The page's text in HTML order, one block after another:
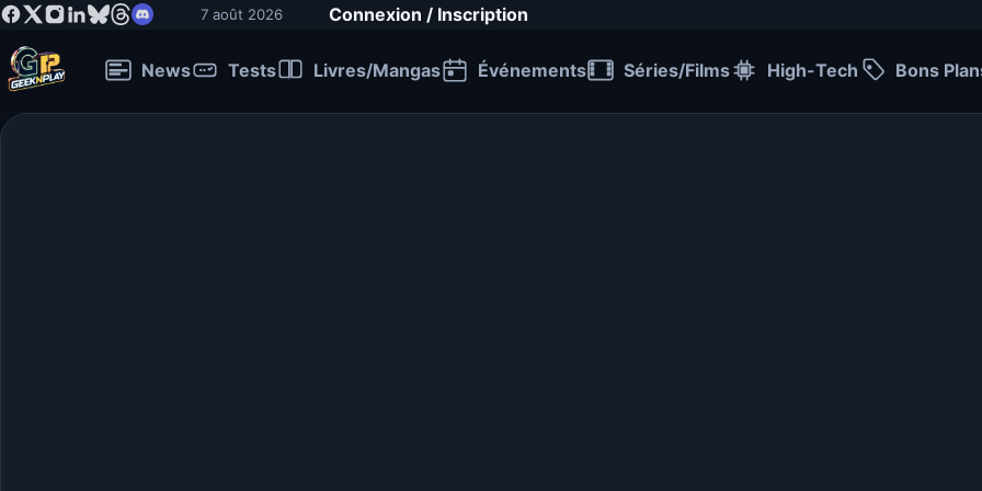
7 août 2026 Connexion / Inscription
News Tests Livres/Mangas Événements Séries/Films High-Tech Bons